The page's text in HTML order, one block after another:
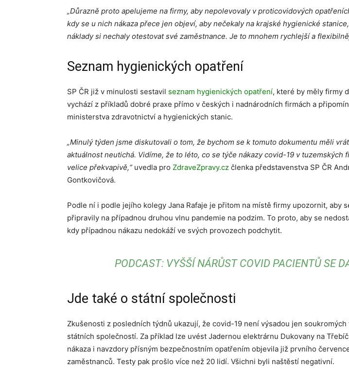
„Důrazně proto apelujeme na firmy, aby nepolevovaly v proticovidových
kdy se u nich nákaza přece jen objeví, aby nečekaly na krajské hygienické
náklady si nechaly otestovat své zaměstnance. Je to mnohem rychlejší a
Seznam hygienických opatření
SP ČR již v minulosti sestavil seznam hygienických opatření, které by měly firmy
vychází z příkladů dobré praxe přímo v českých i nadnárodních firmách a
ministerstva zdravotnictví a hygienických stanic.
„Minulý týden jsme diskutovali o tom, že bychom se k tomuto dokumentu měli
aktuálnost neutichá. Vidíme, že to léto, co se týče nákazy covid-19 v tuzemských
velice překvapivě,“uvedla pro ZdraveZpravy.cz členka představenstva SP ČR
Gontkovičová.
Podle ní i podle jejího kolegy Jana Rafaje je přitom na místě firmy upozornit, aby
připravily na případnou druhou vlnu pandemie na podzim. To proto, aby se
kdy případnou nákazu nedokáží ve svých provozech podchytit.
PODCAST: VYŠŠÍ NÁRŮST COVID PACIENTŮ SE
Jde také o státní společnosti
Zkušenosti z posledních týdnů ukazují, že covid-19 není výsadou jen soukromých
státních společností. Za příklad lze uvést Jadernou elektrárnu Dukovany na
nákaza i navzdory přísným bezpečnostním opatřením objevila již prvního
zaměstnanců. Testy pak prošlo více než 20 lidí. Všichni byli naštěstí negativní.